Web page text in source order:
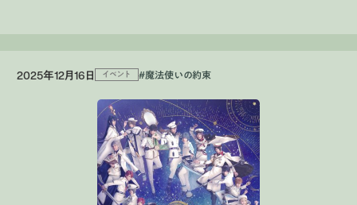
2025年12月16日 イベント #魔法使いの約束